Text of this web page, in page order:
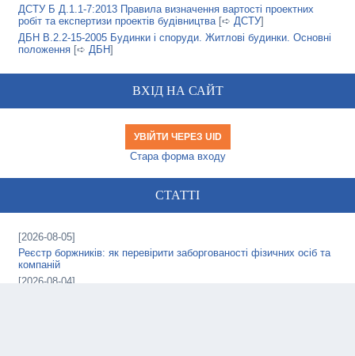
ДСТУ Б Д.1.1-7:2013 Правила визначення вартості проектних
робіт та експертизи проектів будівництва[➪ ДСТУ]
ДБН В.2.2-15-2005 Будинки і споруди. Житлові будинки. Основні
положення [➪ ДБН]
ВХІД НА САЙТ
УВІЙТИ ЧЕРЕЗ UID
Стара форма входу
СТАТТІ
[2026-08-05]
Реєстр боржників: як перевірити заборгованості фізичних осіб та
компаній
[2026-08-04]